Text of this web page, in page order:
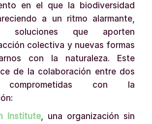
en el que la biodiversidad
a un ritmo alarmante,
soluciones que aporten
colectiva y nuevas formas
con la naturaleza. Este
de la colaboración entre dos
comprometidas con la
Institute, una organización sin